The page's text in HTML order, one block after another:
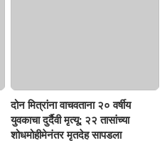
दोन मित्रांना वाचवताना २० वर्षीय
युवकाचा दुर्दैवी मृत्यू; २२ तासांच्या
शोधमोहीमेनंतर मृतदेह सापडला